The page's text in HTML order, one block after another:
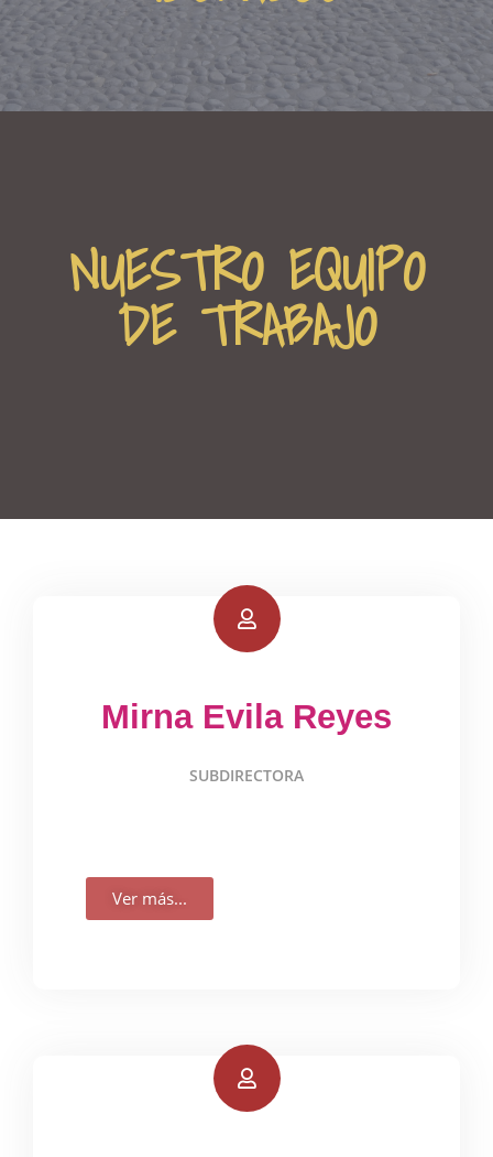
NUESTRO EQUIPO
DE TRABAJO
Mirna Evila Reyes
SUBDIRECTORA
Ver más...